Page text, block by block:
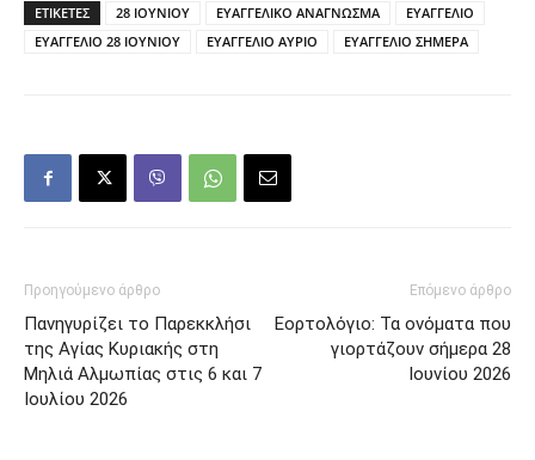
ΕΤΙΚΕΤΕΣ 28 ΙΟΥΝΙΟΥ ΕΥΑΓΓΕΛΙΚΟ ΑΝΑΓΝΩΣΜΑ
ΕΥΑΓΓΕΛΙΟ
ΕΥΑΓΓΕΛΙΟ 28 ΙΟΥΝΙΟΥ
ΕΥΑΓΓΕΛΙΟ ΑΥΡΙΟ ΕΥΑΓΓΕΛΙΟ ΣΗΜΕΡΑ
Προηγούμενο άρθρο
Πανηγυρίζει το Παρεκκλήσι
της Αγίας Κυριακής στη
Μηλιά Αλμωπίας στις 6 και 7
Ιουλίου 2026
Επόμενο άρθρο
Εορτολόγιο: Τα ονόματα που
γιορτάζουν σήμερα 28
Ιουνίου 2026